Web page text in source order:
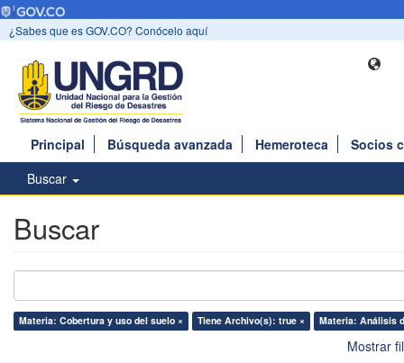
¿Sabes que es GOV.CO? Conócelo aquí
Principal Búsqueda avanzada Hemeroteca
Socios
Buscar
Buscar
Materia: Cobertura y uso del suelo × Tiene Archivo(s): true × Materia: Análisis
Mostrar